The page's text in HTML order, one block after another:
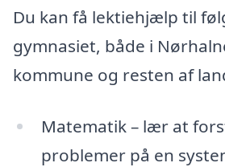
Du kan få lektiehjælp til
gymnasiet, både i
kommune og resten af
Matematik – lær at
problemer på en